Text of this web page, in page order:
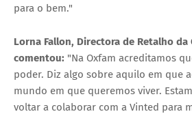
para o bem."
Lorna Fallon, Directora de Retalho da
comentou: "Na Oxfam acreditamos
poder. Diz algo sobre aquilo em que
mundo em que queremos viver.
voltar a colaborar com a Vinted para